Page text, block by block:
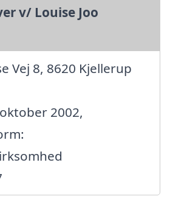
v/ Louise Joo
Vej 8, 8620 Kjellerup
2002,